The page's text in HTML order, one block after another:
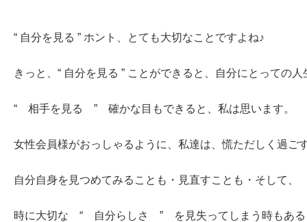
“ 自分を見る ” ホント、とても大切なことですよね♪
きっと、“ 自分を見る ” ことができると、自分にとっての
“ 相手を見る ” 確かな目もできると、私は思います。
女性会員様がおっしゃるように、私達は、慌ただしく過ご
自分自身を見つめてみることも・見直すことも・そして、
時に大切な “ 自分らしさ ” を見失ってしまう時もある